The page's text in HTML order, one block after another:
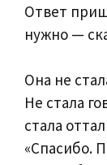
Ответ
нужно —
Она не
Не стала
стала
«Спасибо.